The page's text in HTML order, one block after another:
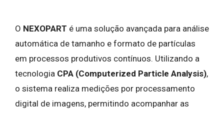
O NEXOPART é uma solução avançada para análise
automática de tamanho e formato de partículas
em processos produtivos contínuos. Utilizando a
tecnologia CPA (Computerized Particle Analysis),
o sistema realiza medições por processamento
digital de imagens, permitindo acompanhar as